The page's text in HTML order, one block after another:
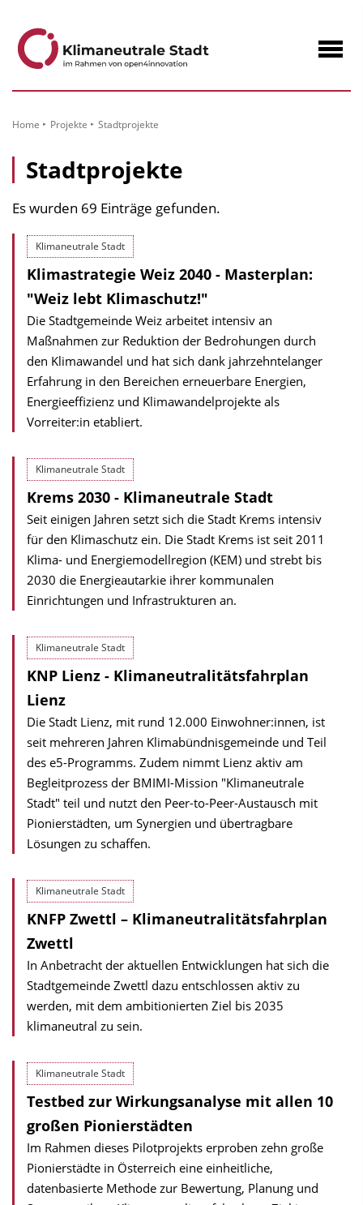
Home Projekte Stadtprojekte
Stadtprojekte
Es wurden 69 Einträge gefunden.
Klimaneutrale Stadt
Klimastrategie Weiz 2040 - Masterplan:
"Weiz lebt Klimaschutz!"
Die Stadtgemeinde Weiz arbeitet intensiv an
Maßnahmen zur Reduktion der Bedrohungen durch
den Klimawandel und hat sich dank jahrzehntelanger
Erfahrung in den Bereichen erneuerbare Energien,
Energieeffizienz und Klimawandelprojekte als
Vorreiter:in etabliert.
Klimaneutrale Stadt
Krems 2030 - Klimaneutrale Stadt
Seit einigen Jahren setzt sich die Stadt Krems intensiv
für den Klimaschutz ein. Die Stadt Krems ist seit 2011
Klima- und Energiemodellregion (KEM) und strebt bis
2030 die Energieautarkie ihrer kommunalen
Einrichtungen und Infrastrukturen an.
Klimaneutrale Stadt
KNP Lienz - Klimaneutralitätsfahrplan
Lienz
Die Stadt Lienz, mit rund 12.000 Einwohner:innen, ist
seit mehreren Jahren Klimabündnisgemeinde und Teil
des e5-Programms. Zudem nimmt Lienz aktiv am
Begleitprozess der BMIMI-Mission "Klimaneutrale
Stadt" teil und nutzt den Peer-to-Peer-Austausch mit
Pionierstädten, um Synergien und übertragbare
Lösungen zu schaffen.
Klimaneutrale Stadt
KNFP Zwettl – Klimaneutralitätsfahrplan
Zwettl
In Anbetracht der aktuellen Entwicklungen hat sich die
Stadtgemeinde Zwettl dazu entschlossen aktiv zu
werden, mit dem ambitionierten Ziel bis 2035
klimaneutral zu sein.
Klimaneutrale Stadt
Testbed zur Wirkungsanalyse mit allen 10
großen Pionierstädten
Im Rahmen dieses Pilotprojekts erproben zehn große
Pionierstädte in Österreich eine einheitliche,
datenbasierte Methode zur Bewertung, Planung und